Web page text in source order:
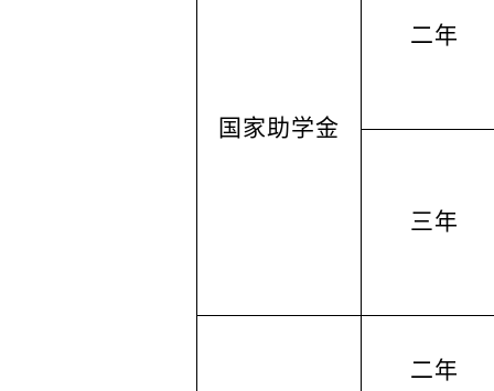
国家助学金
二年
三年
二年